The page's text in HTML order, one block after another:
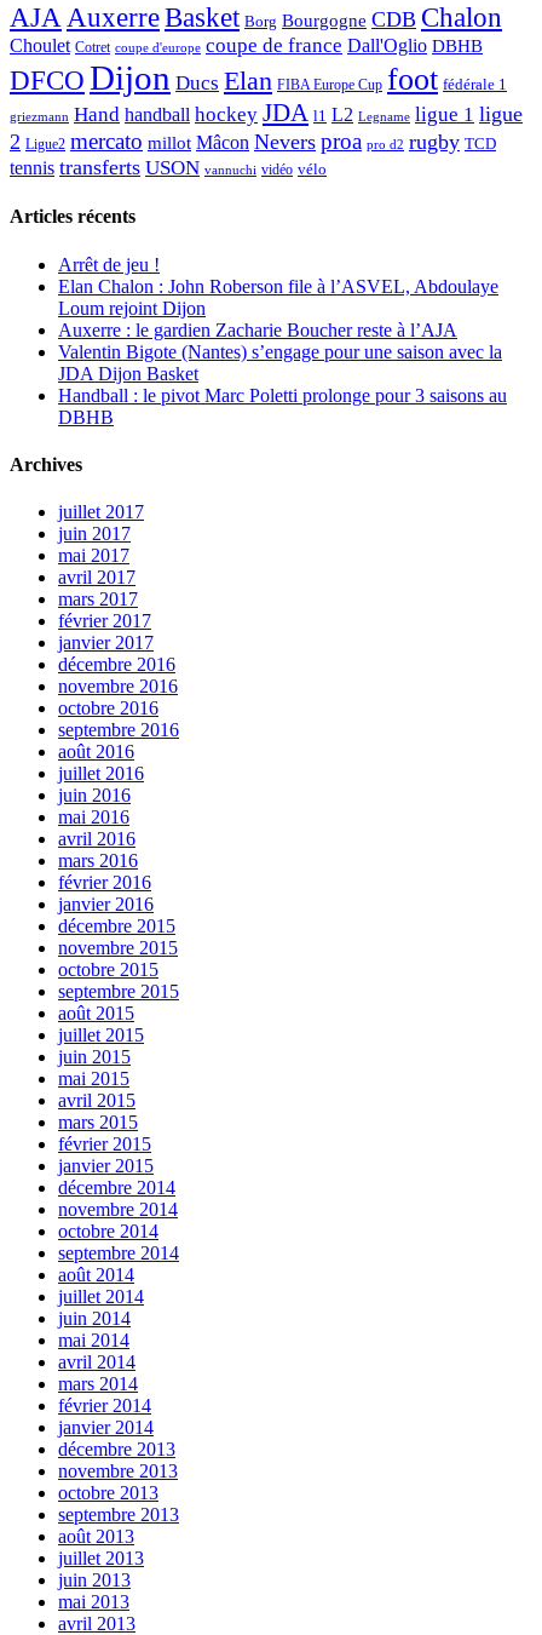
AJA AuxerreBasket Borg Bourgogne CDB Chalon
Choulet Cotret coupe d'europe coupe de france Dall'Oglio DBHB
DFCODijon Ducs Elan FIBA Europe Cup foot fédérale 1
griezmann Hand handball hockey JDA l1 L2 Legname ligue 1 ligue
2 Ligue2 mercato millot Mâcon Nevers proa pro d2 rugby TCD
tennis transferts USON vannuchi vidéo vélo
Articles récents
Arrêt de jeu !
Elan Chalon : John Roberson file à l’ASVEL, Abdoulaye
Loum rejoint Dijon
Auxerre : le gardien Zacharie Boucher reste à l’AJA
Valentin Bigote (Nantes) s’engage pour une saison avec la
JDA Dijon Basket
Handball : le pivot Marc Poletti prolonge pour 3 saisons au
DBHB
Archives
juillet 2017
juin 2017
mai 2017
avril 2017
mars 2017
février 2017
janvier 2017
décembre 2016
novembre 2016
octobre 2016
septembre 2016
août 2016
juillet 2016
juin 2016
mai 2016
avril 2016
mars 2016
février 2016
janvier 2016
décembre 2015
novembre 2015
octobre 2015
septembre 2015
août 2015
juillet 2015
juin 2015
mai 2015
avril 2015
mars 2015
février 2015
janvier 2015
décembre 2014
novembre 2014
octobre 2014
septembre 2014
août 2014
juillet 2014
juin 2014
mai 2014
avril 2014
mars 2014
février 2014
janvier 2014
décembre 2013
novembre 2013
octobre 2013
septembre 2013
août 2013
juillet 2013
juin 2013
mai 2013
avril 2013